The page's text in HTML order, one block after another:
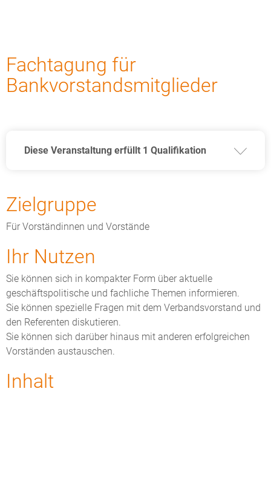
Zielgruppe
Für Vorständinnen und Vorstände
Ihr Nutzen
Sie können sich in kompakter Form über aktuelle
geschäftspolitische und fachliche Themen informieren.
Sie können spezielle Fragen mit dem Verbandsvorstand und
den Referenten diskutieren.
Sie können sich darüber hinaus mit anderen erfolgreichen
Vorständen austauschen.
Inhalt
Fachtagung für
Bankvorstandsmitglieder
Diese Veranstaltung erfüllt 1 Qualifikation